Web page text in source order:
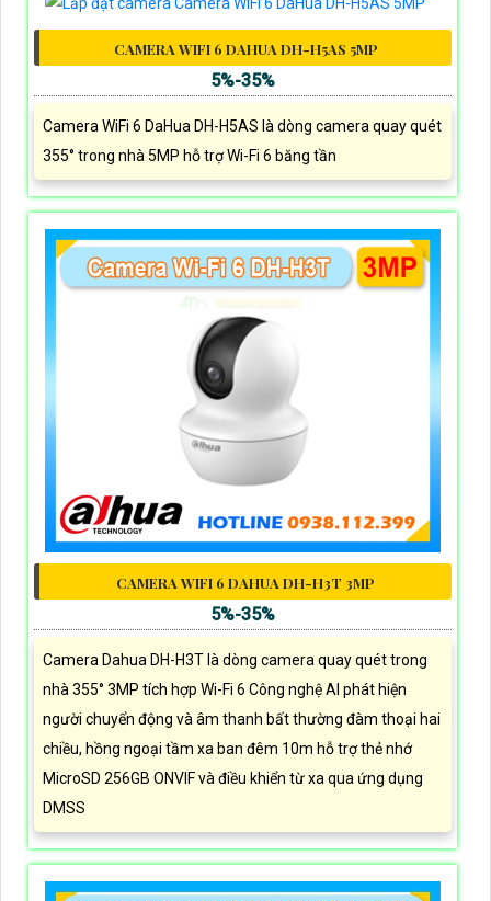
CAMERA WIFI 6 DAHUA DH-H5AS 5MP
5%-35%
Camera WiFi 6 DaHua DH-H5AS là dòng camera quay quét
355° trong nhà 5MP hỗ trợ Wi-Fi 6 băng tần
CAMERA WIFI 6 DAHUA DH-H3T 3MP
5%-35%
Camera Dahua DH-H3T là dòng camera quay quét trong
nhà 355° 3MP tích hợp Wi-Fi 6 Công nghệ AI phát hiện
người chuyển động và âm thanh bất thường đàm thoại hai
chiều, hồng ngoại tầm xa ban đêm 10m hỗ trợ thẻ nhớ
MicroSD 256GB ONVIF và điều khiển từ xa qua ứng dụng
DMSS